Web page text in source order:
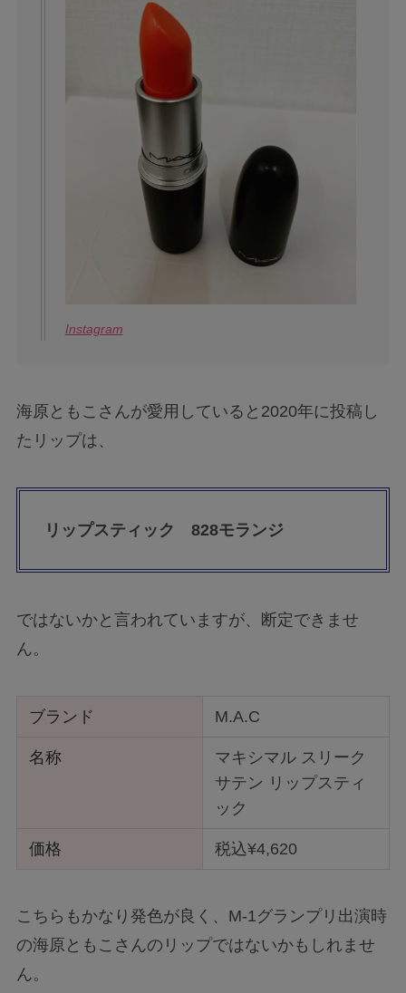
Instagram
海原ともこさんが愛用していると2020年に投稿し
たリップは、
リップスティック 828モランジ
ではないかと言われていますが、断定できませ
ん。
ブランド M.A.C
名称
マキシマル スリーク
サテン リップスティ
ック
価格 税込¥4,620
こちらもかなり発色が良く、M-1グランプリ出演時
の海原ともこさんのリップではないかもしれませ
ん。